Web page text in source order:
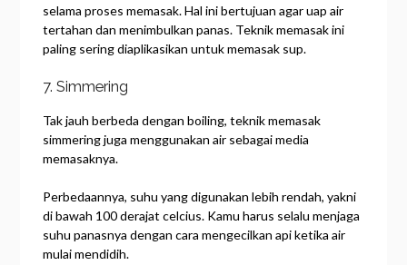
selama proses memasak. Hal ini bertujuan agar uap air
tertahan dan menimbulkan panas. Teknik memasak ini
paling sering diaplikasikan untuk memasak sup.
7. Simmering
Tak jauh berbeda dengan boiling, teknik memasak
simmering juga menggunakan air sebagai media
memasaknya.
Perbedaannya, suhu yang digunakan lebih rendah, yakni
di bawah 100 derajat celcius. Kamu harus selalu menjaga
suhu panasnya dengan cara mengecilkan api ketika air
mulai mendidih.